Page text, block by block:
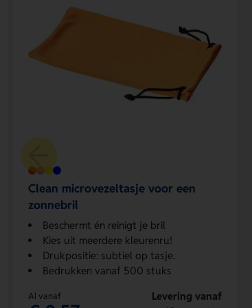
Clean microvezeltasje voor een
zonnebril
Beschermt én reinigt je bril
Kies uit meerdere kleurenru!
Drukpositie: subtiel op tasje.
Bedrukken vanaf 500 stuks
Al vanaf
Levering vanaf